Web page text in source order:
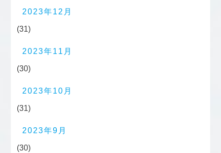
2023年12月
(31)
2023年11月
(30)
2023年10月
(31)
2023年9月
(30)